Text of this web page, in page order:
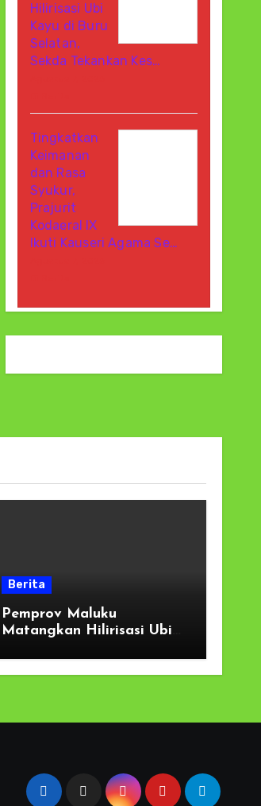
Hilirisasi Ubi
Kayu di Buru
Selatan,
Sekda Tekankan Kes…
Tingkatkan
Keimanan
dan Rasa
Syukur,
Prajurit
Kodaeral IX
Ikuti Kauseri Agama Se…
Berita
Pemprov Maluku
Matangkan Hilirisasi Ubi
Sekda Tekankan Kesiapan